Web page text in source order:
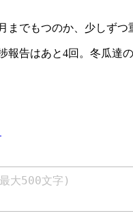
までもつのか、少しず
報告はあと4回。冬瓜達